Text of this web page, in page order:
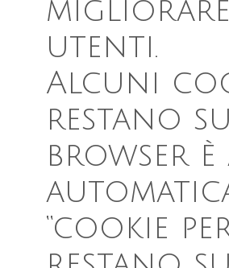
utenti.
Alcuni
restano
browser
“cookie